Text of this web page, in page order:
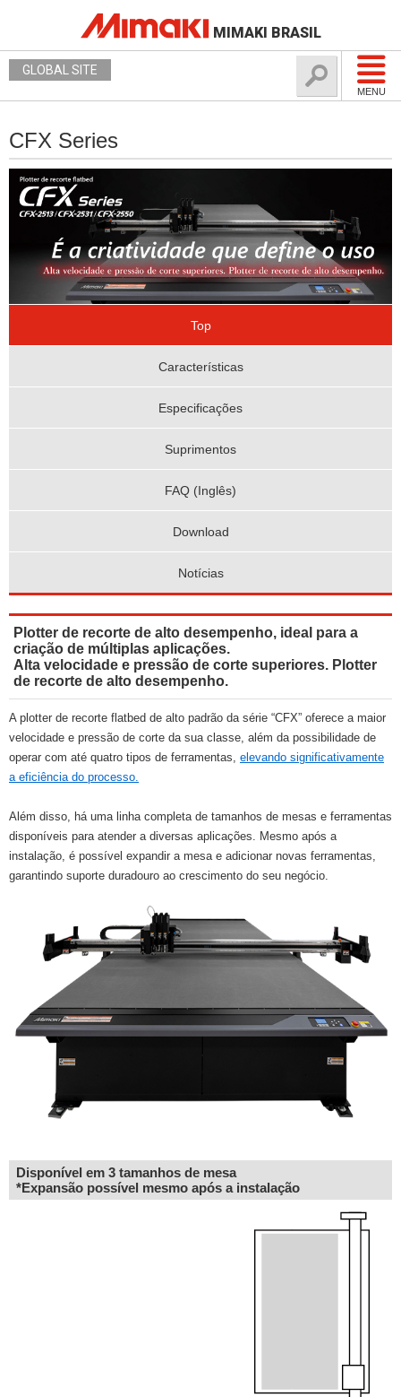
MIMAKI BRASIL
MENU
GLOBAL SITE
CFX Series
Top
Características
Especificações
Suprimentos
FAQ (Inglês)
Download
Notícias
Plotter de recorte de alto desempenho, ideal para a
criação de múltiplas aplicações.
Alta velocidade e pressão de corte superiores. Plotter
de recorte de alto desempenho.
A plotter de recorte flatbed de alto padrão da série “CFX” oferece a maior
velocidade e pressão de corte da sua classe, além da possibilidade de
operar com até quatro tipos de ferramentas, elevando significativamente
a eficiência do processo.
Além disso, há uma linha completa de tamanhos de mesas e ferramentas
disponíveis para atender a diversas aplicações. Mesmo após a
instalação, é possível expandir a mesa e adicionar novas ferramentas,
garantindo suporte duradouro ao crescimento do seu negócio.
Disponível em 3 tamanhos de mesa
*Expansão possível mesmo após a instalação